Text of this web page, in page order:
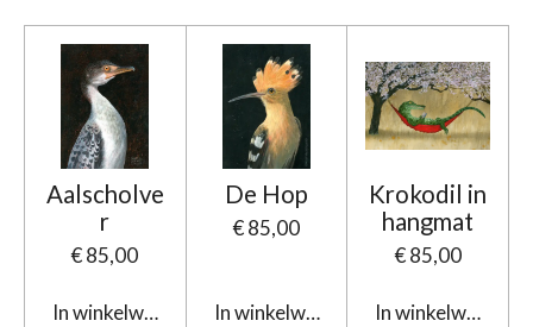
Aalscholve
r
€ 85,00
In winkelwagen
De Hop
€ 85,00
In winkelwagen
Krokodil in
hangmat
€ 85,00
In winkelwagen